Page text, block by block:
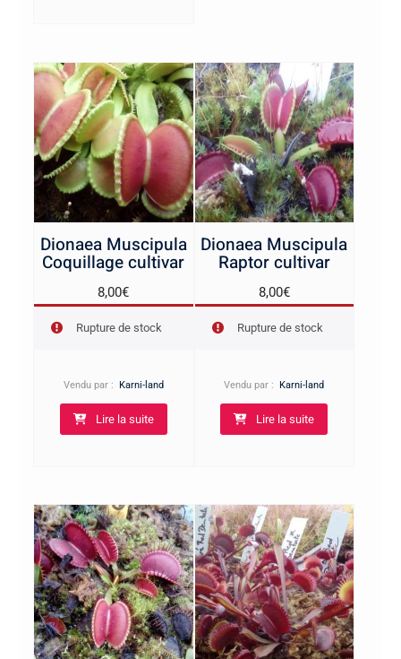
Dionaea Muscipula
Coquillage cultivar
8,00€
Rupture de stock
Vendu par : Karni-land
Lire la suite
Dionaea Muscipula
Raptor cultivar
8,00€
Rupture de stock
Vendu par :Karni-land
Lire la suite